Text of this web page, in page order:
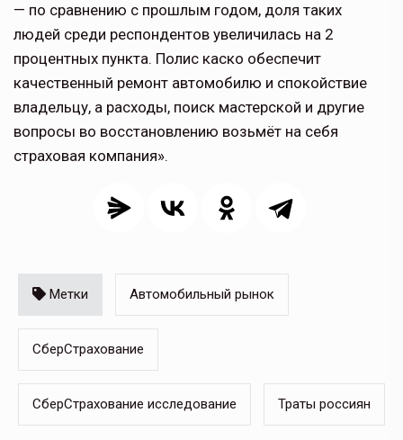
— по сравнению с прошлым годом, доля таких
людей среди респондентов увеличилась на 2
процентных пункта. Полис каско обеспечит
качественный ремонт автомобилю и спокойствие
владельцу, а расходы, поиск мастерской и другие
вопросы во восстановлению возьмёт на себя
страховая компания».
Метки Автомобильный рынок
СберСтрахование
СберСтрахование исследование Траты россиян